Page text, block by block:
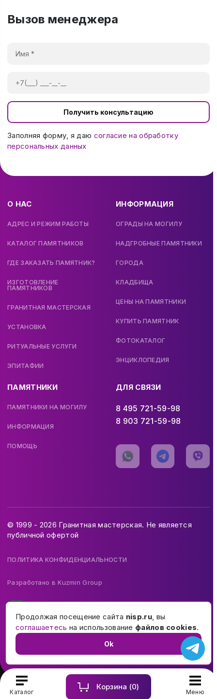
Каталог
Корзина (0)
Меню
Вызов менеджера
Получить консультацию
Заполняя форму, я даю согласие на обработку
персональных данных
О НАС
АДРЕС И РЕЖИМ РАБОТЫ
КАТАЛОГ ПАМЯТНИКОВ
ГДЕ ЗАКАЗАТЬ ПАМЯТНИК?
ИЗГОТОВЛЕНИЕ
ПАМЯТНИКОВ
ГРАНИТНАЯ МАСТЕРСКАЯ
УСТАНОВКА
РИТУАЛЬНЫЕ УСЛУГИ
ЭПИТАФИИ
ИНФОРМАЦИЯ
ОГРАДЫ НА МОГИЛУ
НАДГРОБНЫЕ ПАМЯТНИКИ
ГОРОДА
КЛАДБИЩА
ЦЕНЫ НА ПАМЯТНИКИ
КУПИТЬ ПАМЯТНИК
ФОТОКАТАЛОГ
ЭНЦИКЛОПЕДИЯ
ПАМЯТНИКИ
ПАМЯТНИКИ НА МОГИЛУ
ИНФОРМАЦИЯ
ПОМОЩЬ
ДЛЯ СВЯЗИ
8 495 721-59-98
8 903 721-59-98
© 1999 - 2026 Гранитная мастерская. Не является
публичной офертой
ПОЛИТИКА КОНФИДЕНЦИАЛЬНОСТИ
Разработано вKuzmin Group
Купить и заказать памятник на могилу в Москве и МО
Продолжая посещение сайта nisp.ru, вы
соглашаетесь на использование файлов cookies.
Ok